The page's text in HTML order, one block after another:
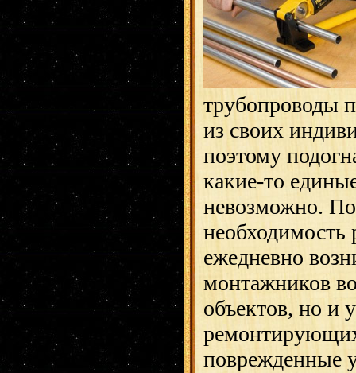
трубопроводы
из своих
поэтому
какие-то
невозможно.
необходимость
ежедневно
монтажников
объектов, но и
поврежденные